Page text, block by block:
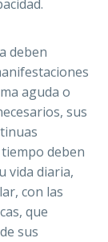
deben
aguda o
sus
deben
vida diaria,
con las
que
sus